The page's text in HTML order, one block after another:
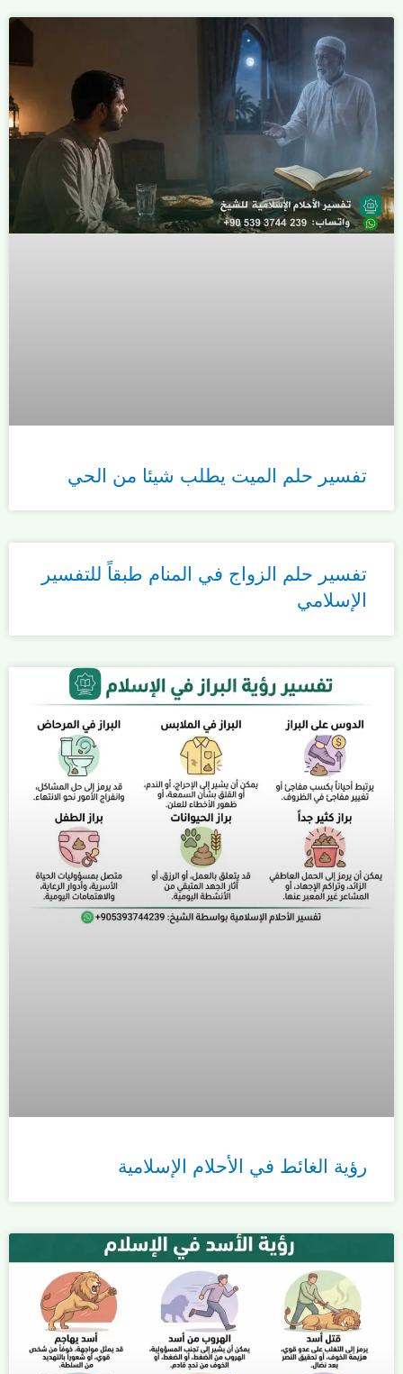
تفسير حلم الميت يطلب شيئا من الحي
تفسير حلم الزواج في المنام طبقاً للتفسير
الإسلامي
رؤية الغائط في الأحلام الإسلامية